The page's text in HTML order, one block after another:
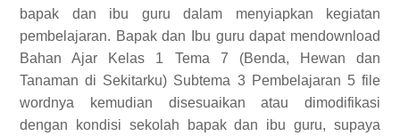
bapak dan ibu guru dalam menyiapkan kegiatan
pembelajaran. Bapak dan Ibu guru dapat mendownload
Bahan Ajar Kelas 1 Tema 7 (Benda, Hewan dan
Tanaman di Sekitarku) Subtema 3 Pembelajaran 5 file
wordnya kemudian disesuaikan atau dimodifikasi
dengan kondisi sekolah bapak dan ibu guru, supaya